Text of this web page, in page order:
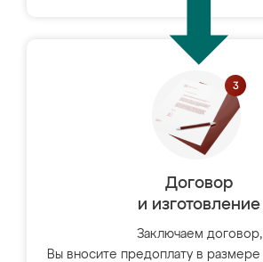
Договор
и изготовление
Заключаем договор,
Вы вносите предоплату в размере